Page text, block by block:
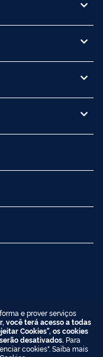
e prover serviços
você terá acesso a todas
Cookies", os cookies
desativados. Para
cookies". Saiba mais